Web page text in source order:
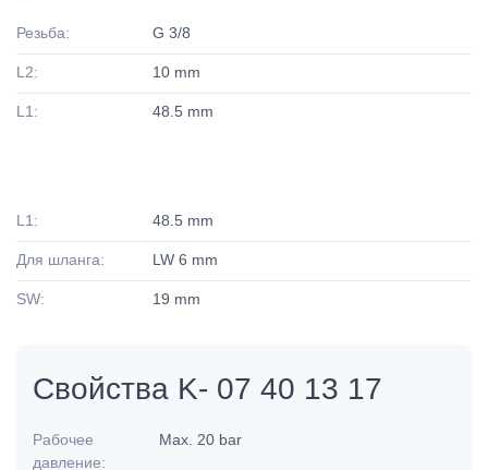
Резьба: G 3/8
L2: 10 mm
L1: 48.5 mm
L1: 48.5 mm
Для шланга: LW 6 mm
SW: 19 mm
Свойства K- 07 40 13 17
Рабочее
давление:
Max. 20 bar